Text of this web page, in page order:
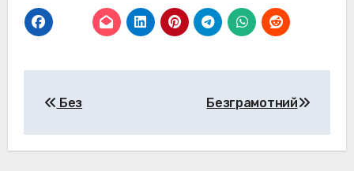
записів
Без Безграмотний